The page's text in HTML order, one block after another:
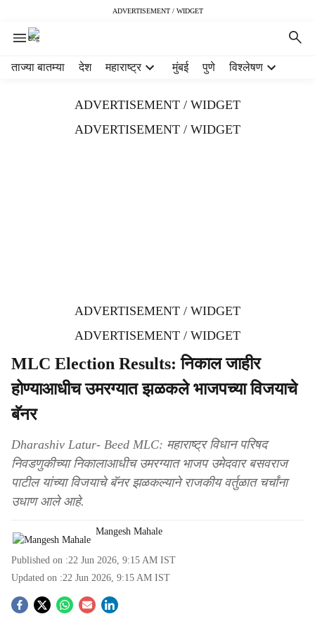
ADVERTISEMENT / WIDGET
ताज्या बातम्या देश महाराष्ट्र मुंबई पुणे विश्लेषण
ADVERTISEMENT / WIDGET
ADVERTISEMENT / WIDGET
ADVERTISEMENT / WIDGET
ADVERTISEMENT / WIDGET
MLC Election Results: निकाल जाहीर
होण्याआधीच उमरग्यात झळकले भाजपच्या विजयाचे
बॅनर
Dharashiv Latur- Beed MLC: महाराष्ट्र विधान परिषद
निवडणुकीच्या निकालाआधीच उमरग्यात भाजप उमेदवार बसवराज
पाटील यांच्या विजयाचे बॅनर झळकल्याने राजकीय वर्तुळात चर्चांना
उधाण आले आहे.
Mangesh Mahale
Published on :22 Jun 2026, 9:15 AM IST
Updated on :22 Jun 2026, 9:15 AM IST
S